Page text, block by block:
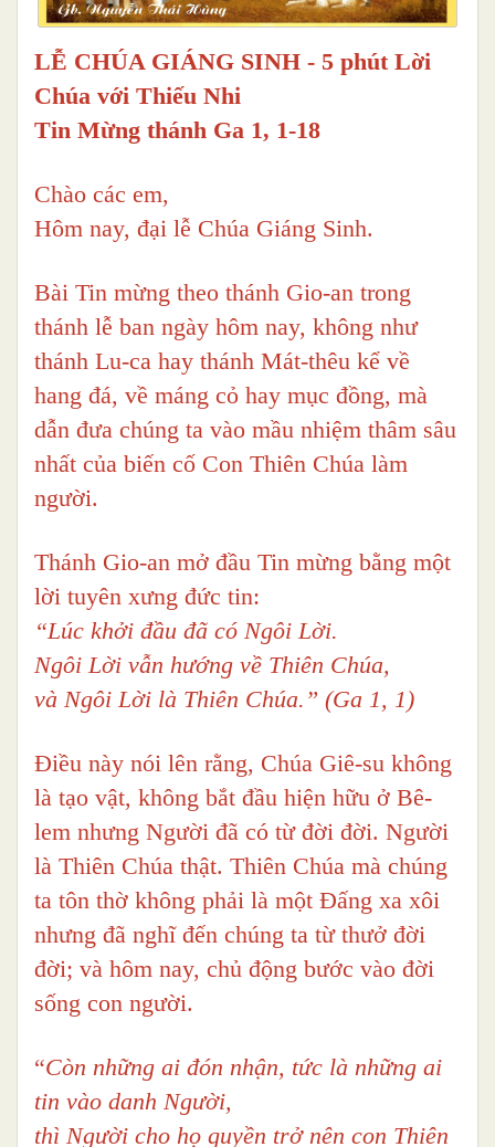
LỄ CHÚA GIÁNG SINH - 5 phút Lời
Chúa với Thiếu Nhi
Tin Mừng thánh Ga 1, 1-18
Chào các em,
Hôm nay, đại lễ Chúa Giáng Sinh.
Bài Tin mừng theo thánh Gio-an trong
thánh lễ ban ngày hôm nay, không như
thánh Lu-ca hay thánh Mát-thêu kể về
hang đá, về máng cỏ hay mục đồng, mà
dẫn đưa chúng ta vào mầu nhiệm thâm sâu
nhất của biến cố Con Thiên Chúa làm
người.
Thánh Gio-an mở đầu Tin mừng bằng một
lời tuyên xưng đức tin:
“Lúc khởi đầu đã có Ngôi Lời.
Ngôi Lời vẫn hướng về Thiên Chúa,
và Ngôi Lời là Thiên Chúa.” (Ga 1, 1)
Điều này nói lên rằng, Chúa Giê-su không
là tạo vật, không bắt đầu hiện hữu ở Bê-
lem nhưng Người đã có từ đời đời. Người
là Thiên Chúa thật. Thiên Chúa mà chúng
ta tôn thờ không phải là một Đấng xa xôi
nhưng đã nghĩ đến chúng ta từ thưở đời
đời; và hôm nay, chủ động bước vào đời
sống con người.
“Còn những ai đón nhận, tức là những ai
tin vào danh Người,
thì Người cho họ quyền trở nên con Thiên